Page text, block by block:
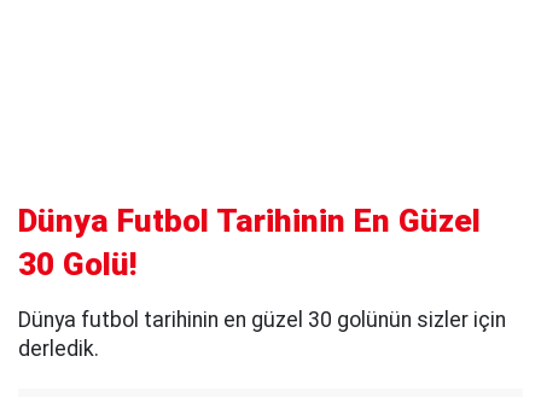
Dünya Futbol Tarihinin En Güzel
30 Golü!
Dünya futbol tarihinin en güzel 30 golünün sizler için
derledik.